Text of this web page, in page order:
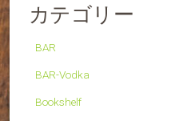
カテゴリー
BAR
BAR-Vodka
Bookshelf